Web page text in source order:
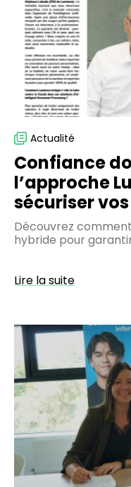
l’approche
Luminess
pour
sécuriser
vos
parcours
clients
Actualité
Confiance
l’approche
sécuriser
Découvrez comment
hybride pour
Lire la suite
Epitech
Rennes
et
le
Groupe
Luminess
:
un
partenariat